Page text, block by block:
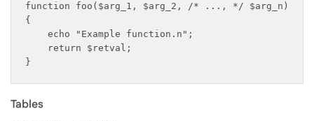
function foo($arg_1, $arg_2, /* ..., */ $arg_n)
{
    echo "Example function.n";
    return $retval;
Tables